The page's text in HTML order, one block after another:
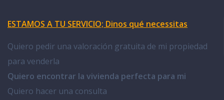
ESTAMOS A TU SERVICIO; Dinos qué necessitas
Quiero pedir una valoración gratuita de mi propiedad
para venderla
Quiero encontrar la vivienda perfecta para mi
Quiero hacer una consulta